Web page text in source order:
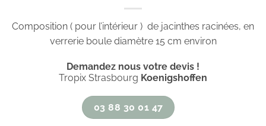
Composition ( pour l’intérieur ) de jacinthes racinées, en
verrerie boule diamètre 15 cm environ
Demandez nous votre devis !
Tropix Strasbourg Koenigshoffen
03 88 30 01 47